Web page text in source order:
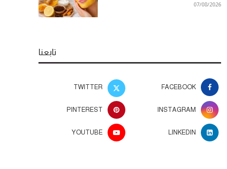
07/08/2026
تابعنا
FACEBOOK
TWITTER
INSTAGRAM
PINTEREST
LINKEDIN
YOUTUBE